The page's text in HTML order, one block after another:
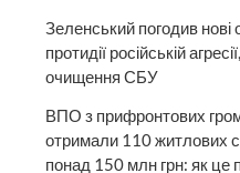
Зеленський погодив нові
протидії російській
очищення СБУ
ВПО з прифронтових
отримали 110 житлових
понад 150 млн грн: як це